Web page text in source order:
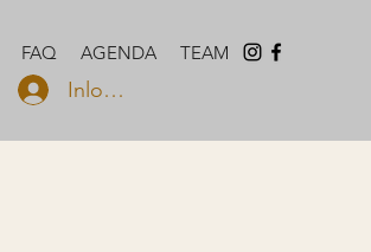
FAQ AGENDA TEAM
Inloggen